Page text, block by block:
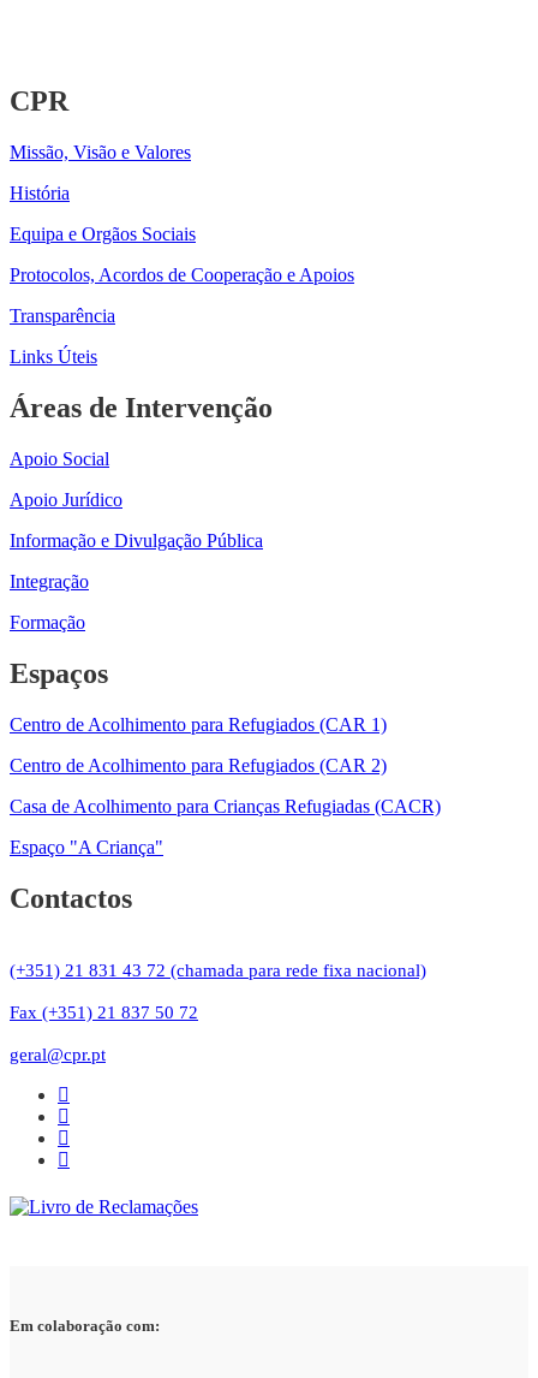
CPR
Missão, Visão e Valores
História
Equipa e Orgãos Sociais
Protocolos, Acordos de Cooperação e Apoios
Transparência
Links Úteis
Áreas de Intervenção
Apoio Social
Apoio Jurídico
Informação e Divulgação Pública
Integração
Formação
Espaços
Centro de Acolhimento para Refugiados (CAR 1)
Centro de Acolhimento para Refugiados (CAR 2)
Casa de Acolhimento para Crianças Refugiadas (CACR)
Espaço "A Criança"
Contactos
(+351) 21 831 43 72 (chamada para rede fixa nacional)
Fax (+351) 21 837 50 72
geral@cpr.pt
Em colaboração com: